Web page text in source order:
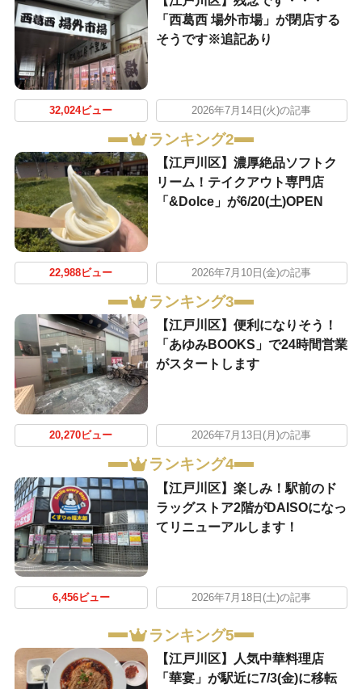
「西葛西 場外市場」が閉店する
そうです※追記あり
32,024ビュー 2026年7月14日(火)の記事
ランキング2
【江戸川区】濃厚絶品ソフトク
リーム！テイクアウト専門店
「&Dolce」が6/20(土)OPEN
22,988ビュー 2026年7月10日(金)の記事
ランキング3
【江戸川区】便利になりそう！
「あゆみBOOKS」で24時間営業
がスタートします
20,270ビュー 2026年7月13日(月)の記事
ランキング4
【江戸川区】楽しみ！駅前のド
ラッグストア2階がDAISOになっ
てリニューアルします！
6,456ビュー 2026年7月18日(土)の記事
ランキング5
【江戸川区】人気中華料理店
「華宴」が駅近に7/3(金)に移転